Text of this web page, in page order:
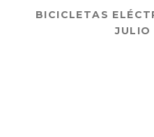
BICICLETAS
JULIO